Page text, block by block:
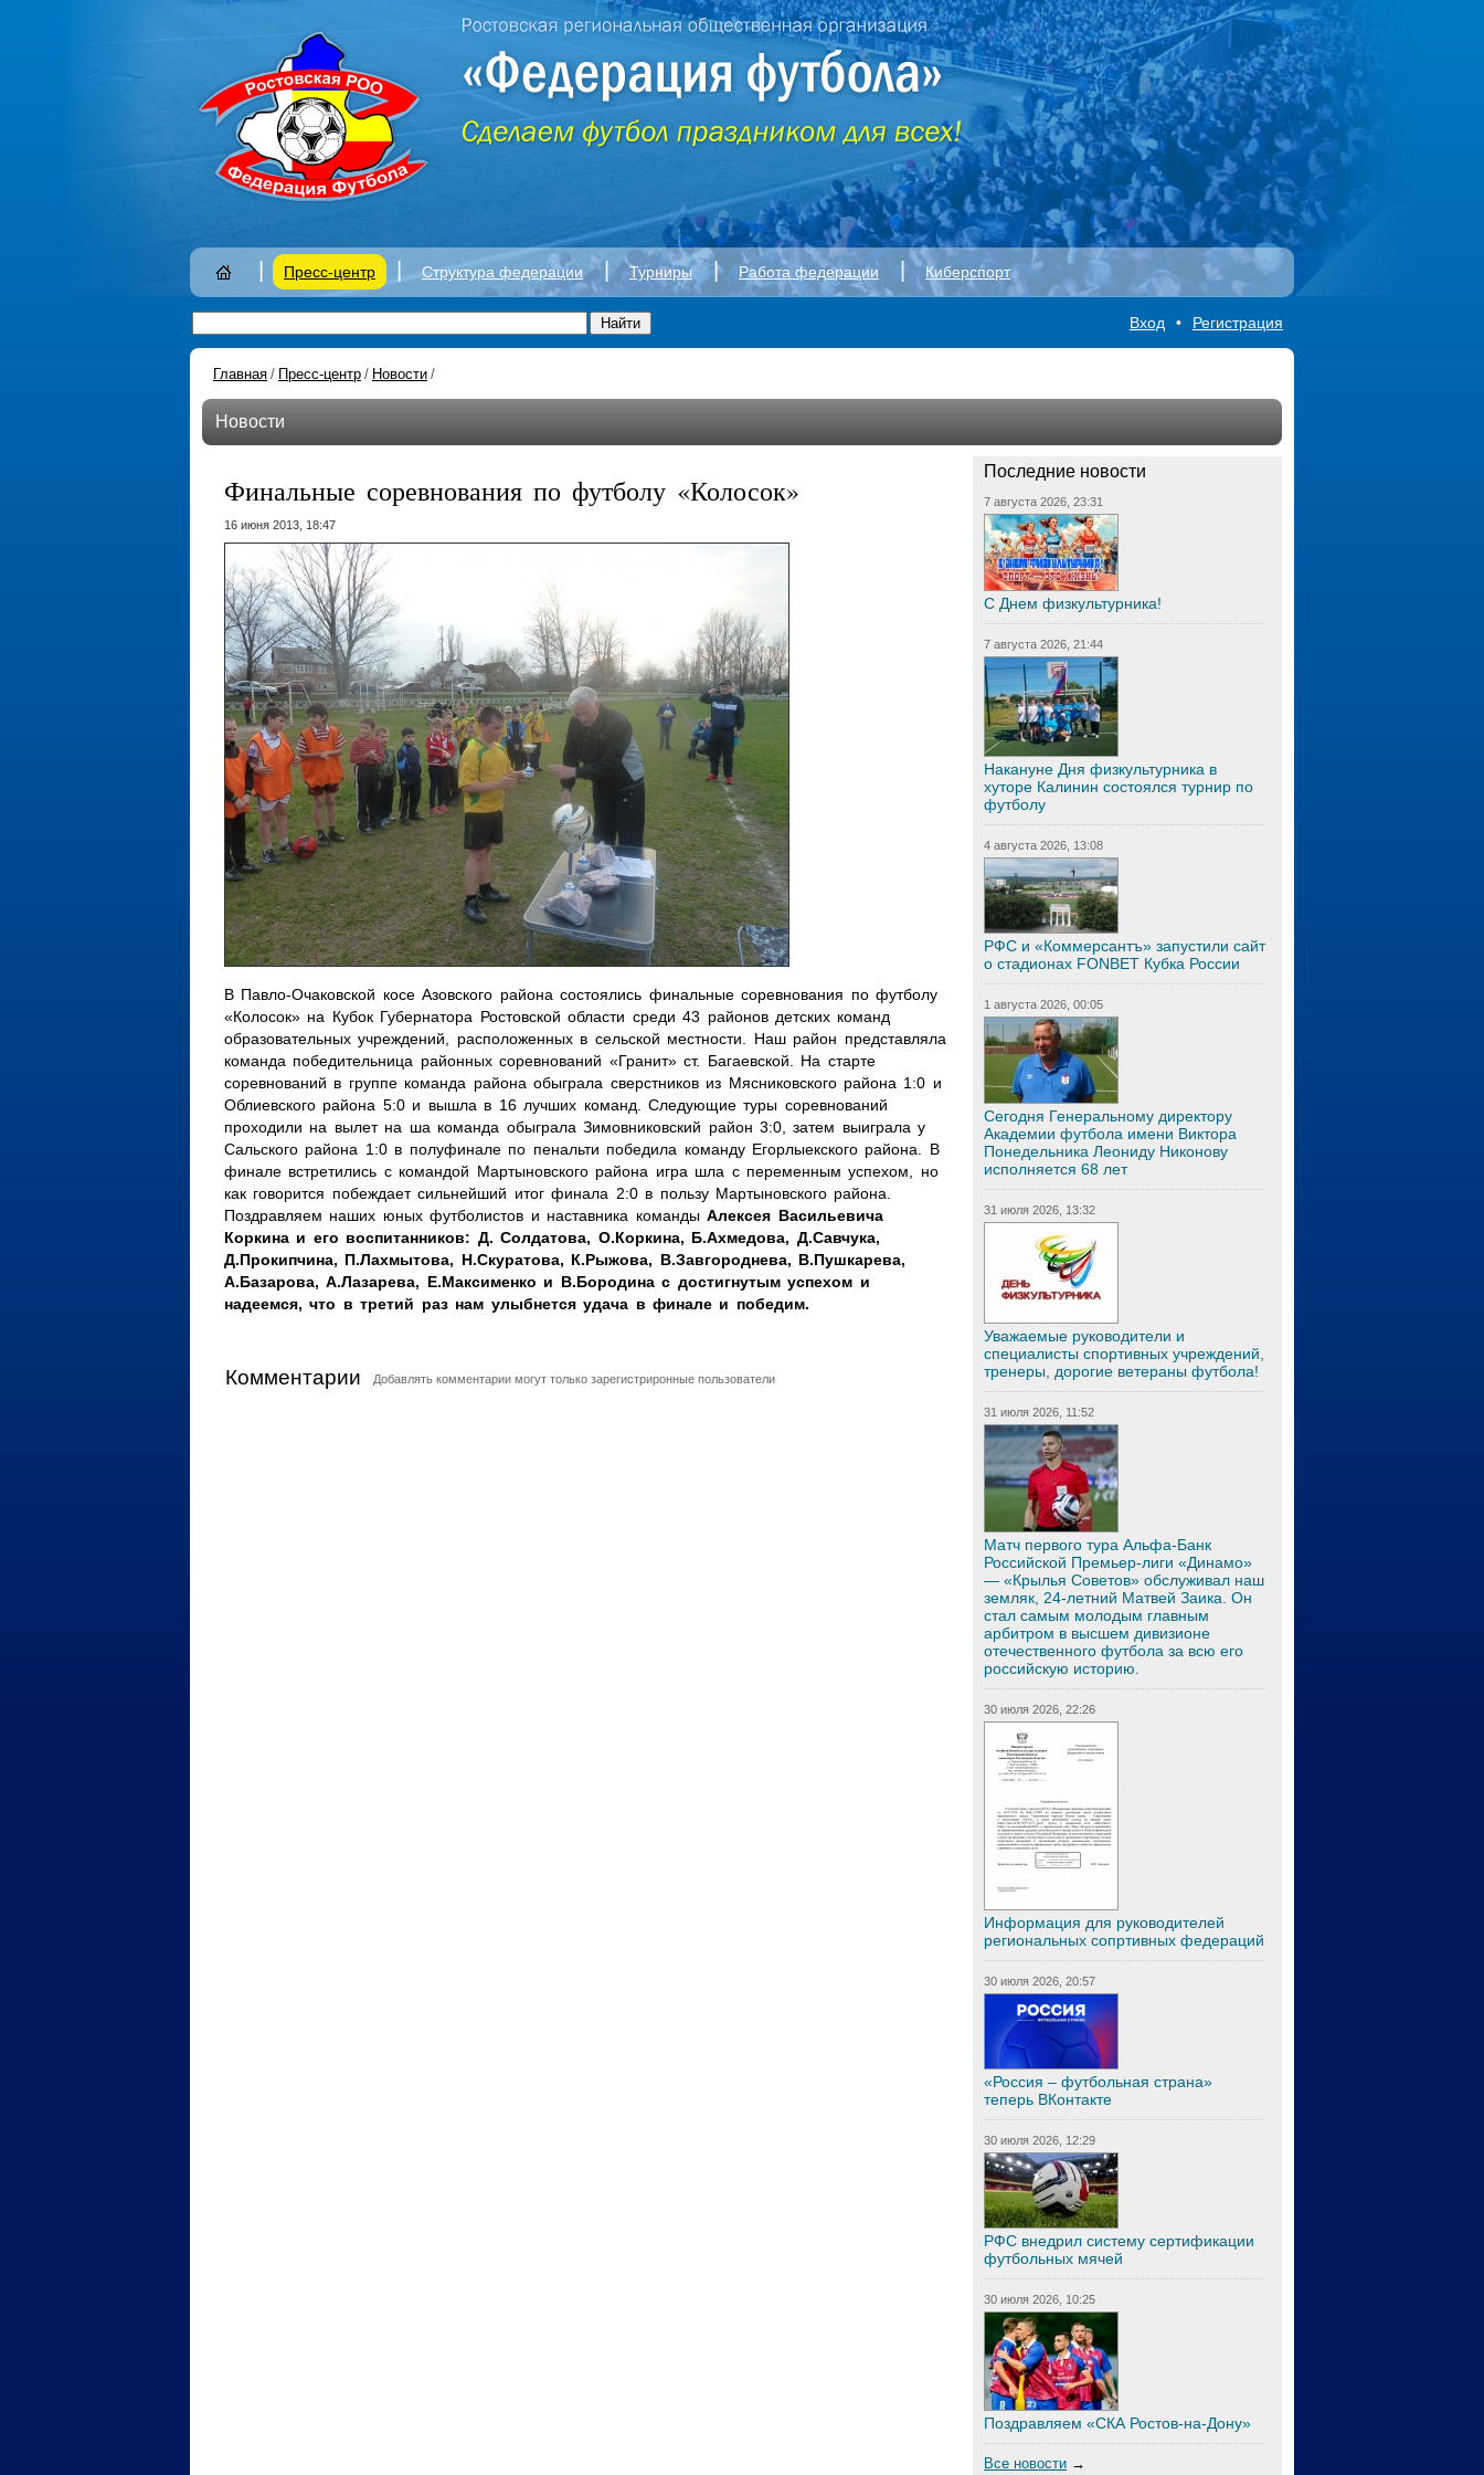
Пресс-центр Структура федерации Турниры | Работа федерации | Киберспорт
Вход • Регистрация
Главная / Пресс-центр / Новости /
Новости
Финальные соревнования по футболу «Колосок»
16 июня 2013, 18:47
В Павло-Очаковской косе Азовского района состоялись финальные соревнования по футболу
«Колосок» на Кубок Губернатора Ростовской области среди 43 районов детских команд
образовательных учреждений, расположенных в сельской местности. Наш район представляла
команда победительница районных соревнований «Гранит» ст. Багаевской. На старте
соревнований в группе команда района обыграла сверстников из Мясниковского района 1:0 и
Облиевского района 5:0 и вышла в 16 лучших команд. Следующие туры соревнований
проходили на вылет на ша команда обыграла Зимовниковский район 3:0, затем выиграла у
Сальского района 1:0 в полуфинале по пенальти победила команду Егорлыекского района. В
финале встретились с командой Мартыновского района игра шла с переменным успехом, но
как говорится побеждает сильнейший итог финала 2:0 в пользу Мартыновского района.
Поздравляем наших юных футболистов и наставника командыАлексея Васильевича
Коркина и его воспитанников: Д. Солдатова, О.Коркина, Б.Ахмедова, Д.Савчука,
Д.Прокипчина, П.Лахмытова, Н.Скуратова, К.Рыжова, В.Завгороднева, В.Пушкарева,
А.Базарова, А.Лазарева, Е.Максименко и В.Бородина с достигнутым успехом и
надеемся, что в третий раз нам улыбнется удача в финале и победим.
Комментарии Добавлять комментарии могут только зарегистриронные пользователи
Последние новости
7 августа 2026, 23:31
С Днем физкультурника!
7 августа 2026, 21:44
Накануне Дня физкультурника в
хуторе Калинин состоялся турнир по
футболу
4 августа 2026, 13:08
РФС и «Коммерсантъ» запустили сайт
о стадионах FONBET Кубка России
1 августа 2026, 00:05
Сегодня Генеральному директору
Академии футбола имени Виктора
Понедельника Леониду Никонову
исполняется 68 лет
31 июля 2026, 13:32
Уважаемые руководители и
специалисты спортивных учреждений,
тренеры, дорогие ветераны футбола!
31 июля 2026, 11:52
Матч первого тура Альфа-Банк
Российской Премьер-лиги «Динамо»
— «Крылья Советов» обслуживал наш
земляк, 24-летний Матвей Заика. Он
стал самым молодым главным
арбитром в высшем дивизионе
отечественного футбола за всю его
российскую историю.
30 июля 2026, 22:26
Информация для руководителей
региональных сопртивных федераций
30 июля 2026, 20:57
«Россия – футбольная страна»
теперь ВКонтакте
30 июля 2026, 12:29
РФС внедрил систему сертификации
футбольных мячей
30 июля 2026, 10:25
Поздравляем «СКА Ростов-на-Дону»
Все новости →